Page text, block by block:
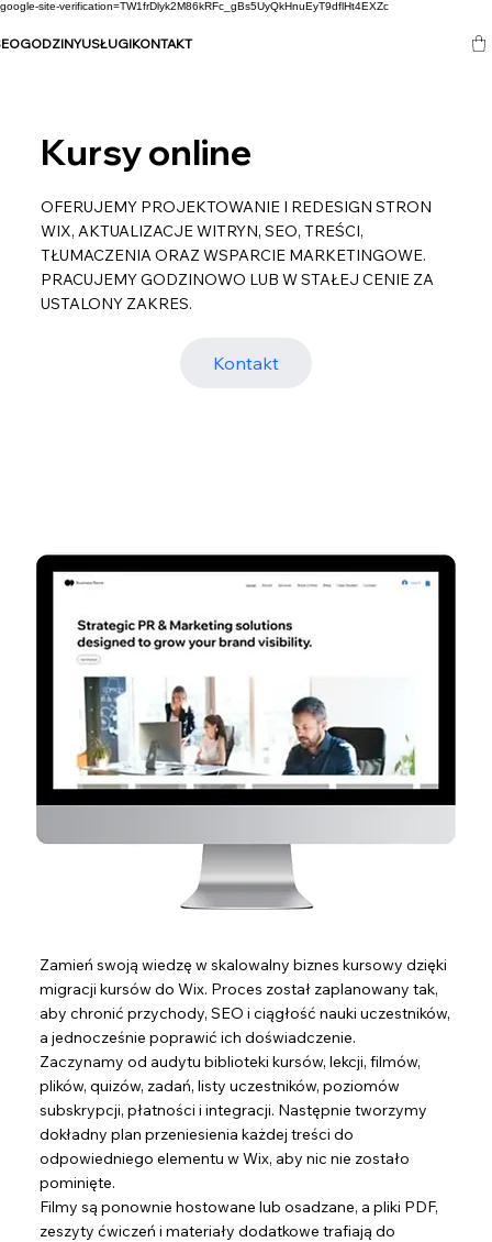
google-site-verification=TW1frDlyk2M86kRFc_gBs5UyQkHnuEyT9dflHt4EXZc
GODZINYUSŁUGIKONTAKT
Kursy online
OFERUJEMY PROJEKTOWANIE I REDESIGN STRON
WIX, AKTUALIZACJE WITRYN, SEO, TREŚCI,
TŁUMACZENIA ORAZ WSPARCIE MARKETINGOWE.
PRACUJEMY GODZINOWO LUB W STAŁEJ CENIE ZA
USTALONY ZAKRES.
Kontakt
Zamień swoją wiedzę w skalowalny biznes kursowy dzięki
migracji kursów do Wix. Proces został zaplanowany tak,
aby chronić przychody, SEO i ciągłość nauki uczestników,
a jednocześnie poprawić ich doświadczenie.
Zaczynamy od audytu biblioteki kursów, lekcji, filmów,
plików, quizów, zadań, listy uczestników, poziomów
subskrypcji, płatności i integracji. Następnie tworzymy
dokładny plan przeniesienia każdej treści do
odpowiedniego elementu w Wix, aby nic nie zostało
pominięte.
Filmy są ponownie hostowane lub osadzane, a pliki PDF,
zeszyty ćwiczeń i materiały dodatkowe trafiają do